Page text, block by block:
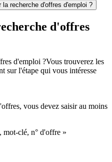
recherche d'offres d'emploi ?
d'offres
d'emploi ?Vous trouverez les
sur l'étape qui vous intéresse
vous devez saisir au moins
mot-clé, n° d'offre »